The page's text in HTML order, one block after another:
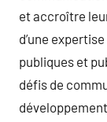
et accroître
d’une
publiques et
défis de